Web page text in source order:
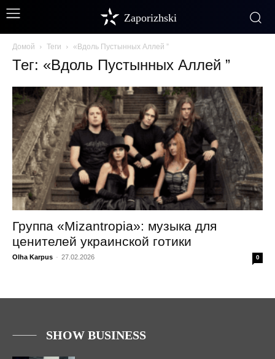
Zaporizhski
Домой Теги «Вдоль Пустынных Аллей ”
Тег: «Вдоль Пустынных Аллей ”
Группа «Mizantropia»: музыка для
ценителей украинской готики
Olha Karpus - 27.02.2026 0
SHOW BUSINESS